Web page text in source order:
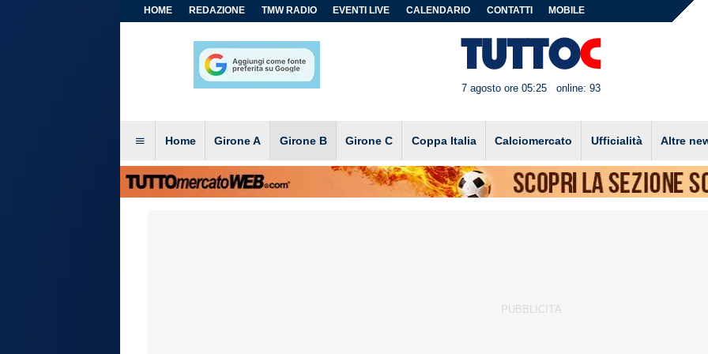
HOME REDAZIONE TMW RADIO EVENTI LIVE CALENDARIO CONTATTI MOBILE
7 agosto ore 05:25 online: 93
Home Girone A Girone B Girone C Coppa Italia Calciomercato Ufficialità Altre